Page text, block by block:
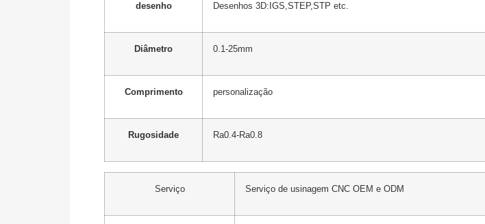
desenho
Desenhos 3D:IGS,STEP,STP etc.
Diâmetro 0.1-25mm
Comprimento personalização
Rugosidade Ra0.4-Ra0.8
Serviço Serviço de usinagem CNC OEM e ODM